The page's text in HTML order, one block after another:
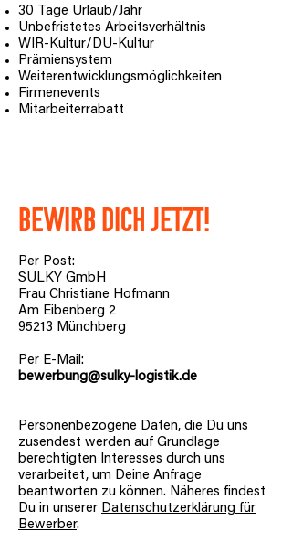
30 Tage Urlaub/Jahr
Unbefristetes Arbeitsverhältnis
WIR-Kultur/DU-Kultur
Prämiensystem
Weiterentwicklungsmöglichkeiten
Firmenevents
Mitarbeiterrabatt
Bewirb dich jetzt!
Per Post:
SULKY GmbH
Frau Christiane Hofmann
Am Eibenberg 2
95213 Münchberg
Per E-Mail:
bewerbung@sulky-logistik.de
Personenbezogene Daten, die Du uns
zusendest werden auf Grundlage
berechtigten Interesses durch uns
verarbeitet, um Deine Anfrage
beantworten zu können. Näheres findest
Du in unserer Datenschutzerklärung für
Bewerber.